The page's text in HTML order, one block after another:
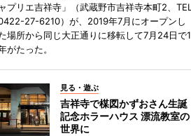
ャプリエ吉祥寺」（武蔵野市吉祥寺本町2、TEL
27-6210）が、2019年7月にオープンし
場所から同じ大正通りに移転して7月24日で1
がたった。
見る・遊ぶ
吉祥寺で楳図かずおさん生誕
記念ホラーハウス 漂流教室の
世界に